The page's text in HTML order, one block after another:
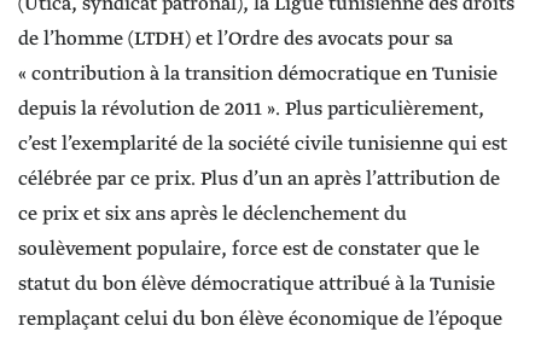
de l’homme (LTDH) et l’Ordre des avocats pour sa
« contribution à la transition démocratique en Tunisie
depuis la révolution de 2011 ». Plus particulièrement,
c’est l’exemplarité de la société civile tunisienne qui est
célébrée par ce prix. Plus d’un an après l’attribution de
ce prix et six ans après le déclenchement du
soulèvement populaire, force est de constater que le
statut du bon élève démocratique attribué à la Tunisie
remplaçant celui du bon élève économique de l’époque